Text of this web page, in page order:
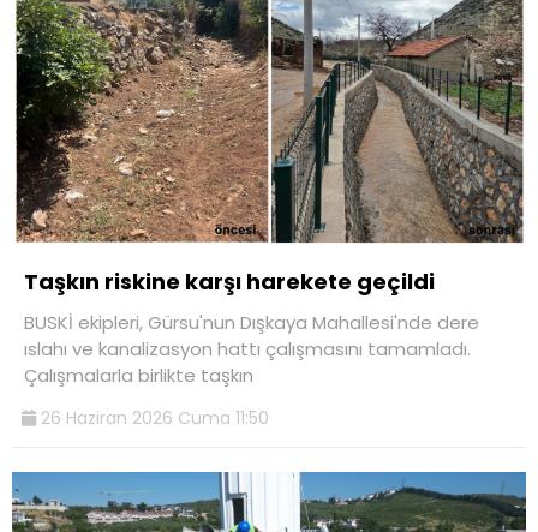
Taşkın riskine karşı harekete geçildi
BUSKİ ekipleri, Gürsu'nun Dışkaya Mahallesi'nde dere
ıslahı ve kanalizasyon hattı çalışmasını tamamladı.
Çalışmalarla birlikte taşkın
26 Haziran 2026 Cuma 11:50